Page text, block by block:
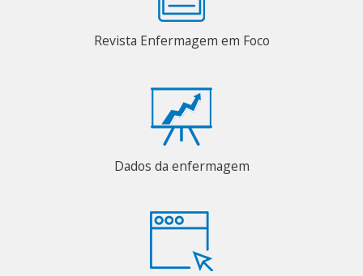
Revista Enfermagem em Foco
Dados da enfermagem